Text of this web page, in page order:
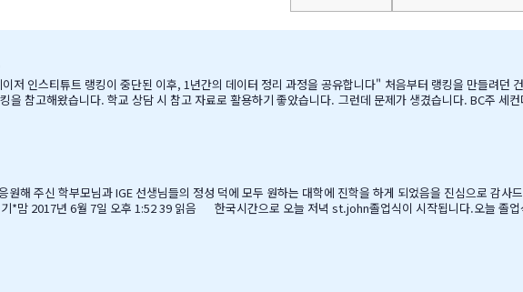
활용하기 좋았습니다. 그런데 문제가 생겼습니다. BC주 세컨더리 랭킹이 지난 7~8년 동안 업데이트되지
있었습니다. 그래서 직접 자료를 찾아보기 시작했습니다. '혹시 어딘가에 최신 학업 데이터가 있지 않
해 주신 학부모님과 IGE 선생님들의 정성 덕에 모두 원하는 대학에 진학을 하게 되었음을 진심으로 감사
인 사정으로
졸업식이 아이들만의 졸업식이 아닌몇년동안 저희 부모를 대신해 앞장 서 이끌어 주신선생님들의 졸업식